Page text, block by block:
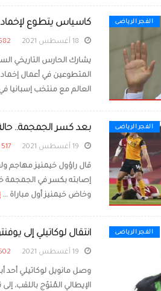
الفجر الرياضى كاسياس يتطوع لإخماد
582
يشارك الحارس التاريخي
المتطوعين في أعمال
العالم مع منتخب إسبانيا
الفجر الرياضى بعد كسر الجمجمة..
517 مشاهدة
قال راؤول خيمنيز مهاجم
إصابته بكسر في الجمجمة
وخاض خيمنيز أول مباراة ...
الفجر الرياضى انتقال لوكاتيلي إلى
502
الإيطالي المُتوّج باللقب،